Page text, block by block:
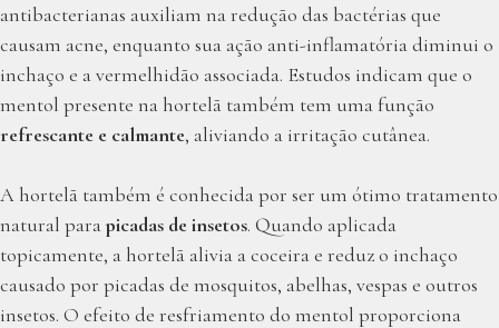
antibacterianas auxiliam na redução das bactérias que
causam acne, enquanto sua ação anti-inflamatória diminui o
inchaço e a vermelhidão associada. Estudos indicam que o
mentol presente na hortelã também tem uma função
refrescante e calmante, aliviando a irritação cutânea.
A hortelã também é conhecida por ser um ótimo tratamento
natural parapicadas de insetos. Quando aplicada
topicamente, a hortelã alivia a coceira e reduz o inchaço
causado por picadas de mosquitos, abelhas, vespas e outros
insetos. O efeito de resfriamento do mentol proporciona